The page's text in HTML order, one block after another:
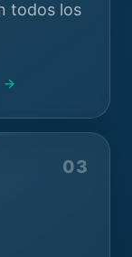
todos los
03